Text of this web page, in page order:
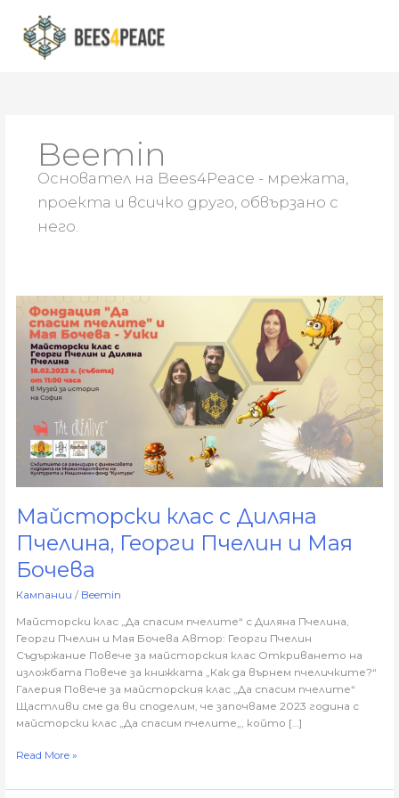
content
Beemin
Основател на Bees4Peace - мрежата,
проекта и всичко друго, обвързано с
него.
Майсторски клас с Диляна
Пчелина, Георги Пчелин и Мая
Бочева
Кампании / Beemin
Майсторски клас „Да спасим пчелите“ с Диляна Пчелина,
Георги Пчелин и Мая Бочева Автор: Георги Пчелин
Съдържание Повече за майсторския клас Откриването на
изложбата Повече за книжката „Как да върнем пчеличките?“
Галерия Повече за майсторския клас „Да спасим пчелите“
Щастливи сме да ви споделим, че започваме 2023 година с
майсторски клас „Да спасим пчелите„, който […]
Майсторски
клас
Диляна
Пчелина,
Георги
Пчелин
Мая
Бочева
Read More »